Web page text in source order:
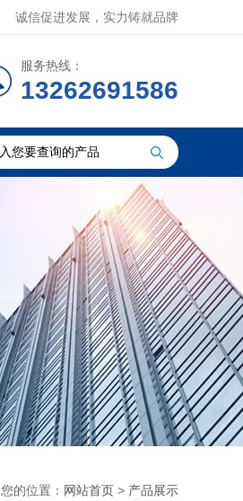
诚信促进发展，实力铸就品牌
服务热线：
13262691586
您的位置： 网站首页 > 产品展示